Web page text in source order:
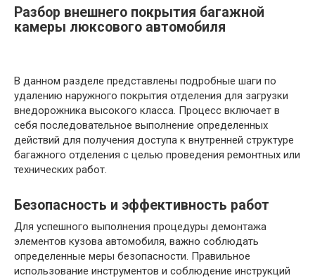
Разбор внешнего покрытия багажной
камеры люксового автомобиля
В данном разделе представлены подробные шаги по
удалению наружного покрытия отделения для загрузки
внедорожника высокого класса. Процесс включает в
себя последовательное выполнение определенных
действий для получения доступа к внутренней структуре
багажного отделения с целью проведения ремонтных или
технических работ.
Безопасность и эффективность работ
Для успешного выполнения процедуры демонтажа
элементов кузова автомобиля, важно соблюдать
определенные меры безопасности. Правильное
использование инструментов и соблюдение инструкций